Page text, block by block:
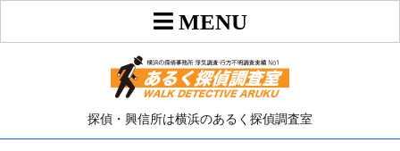
探偵・興信所は横浜のあるく探偵調査室